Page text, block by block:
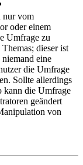
nur vom
oder einem
Umfrage zu
dieser ist
eine
die Umfrage
Sollte allerdings
kann die Umfrage
geändert
von